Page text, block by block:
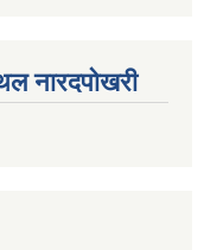
नारदपोखरी